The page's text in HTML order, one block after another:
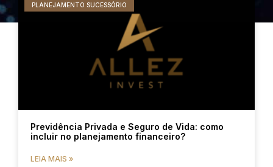
PLANEJAMENTO SUCESSÓRIO
Previdência Privada e Seguro de Vida: como
incluir no planejamento financeiro?
LEIA MAIS »